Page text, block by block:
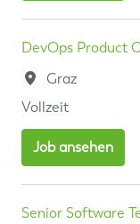
DevOps Product
Graz
Vollzeit
Job ansehen
Senior Software